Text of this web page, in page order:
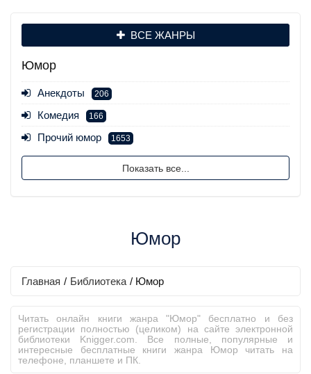
ВСЕ ЖАНРЫ
Юмор
Анекдоты 206
Комедия 166
Прочий юмор 1653
Показать все...
Юмор
Главная / Библиотека / Юмор
Читать онлайн книги жанра "Юмор" бесплатно и без
регистрации полностью (целиком) на сайте электронной
библиотеки Knigger.com. Все полные, популярные и
интересные бесплатные книги жанра Юмор читать на
телефоне, планшете и ПК.